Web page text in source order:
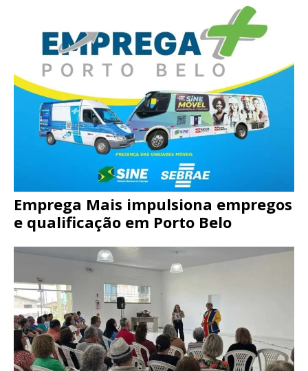
Emprega Mais impulsiona empregos
e qualificação em Porto Belo